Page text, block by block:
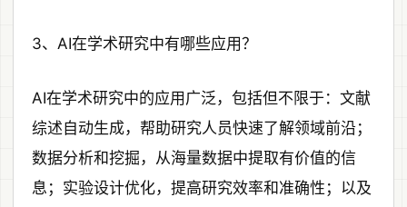
3、AI在学术研究中有哪些应用？
AI在学术研究中的应用广泛，包括但不限于：文献
综述自动生成，帮助研究人员快速了解领域前沿；
数据分析和挖掘，从海量数据中提取有价值的信
息；实验设计优化，提高研究效率和准确性；以及